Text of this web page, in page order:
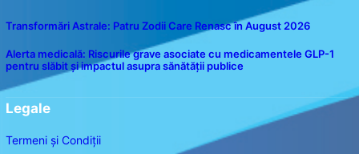
Transformări Astrale: Patru Zodii Care Renasc în August 2026
Alerta medicală: Riscurile grave asociate cu medicamentele GLP-1
pentru slăbit și impactul asupra sănătății publice
Legale
Termeni și Condiții